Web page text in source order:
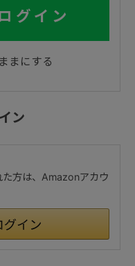
グイン
まにする
ン
方は、Amazonアカウ